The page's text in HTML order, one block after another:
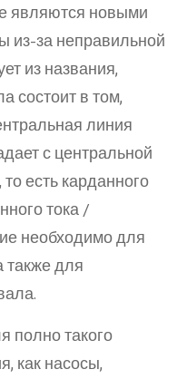
являются новыми
из-за неправильной
из названия,
состоит в том,
линия
с центральной
есть карданного
тока /
необходимо для
также для
полно такого
как насосы,